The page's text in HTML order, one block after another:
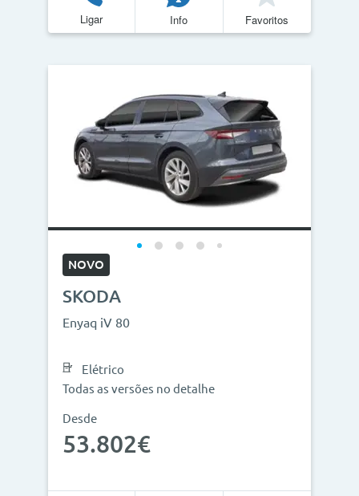
Ligar Info Favoritos
NOVO
SKODA
Enyaq iV 80
Elétrico
Todas as versões no detalhe
Desde
53.802€